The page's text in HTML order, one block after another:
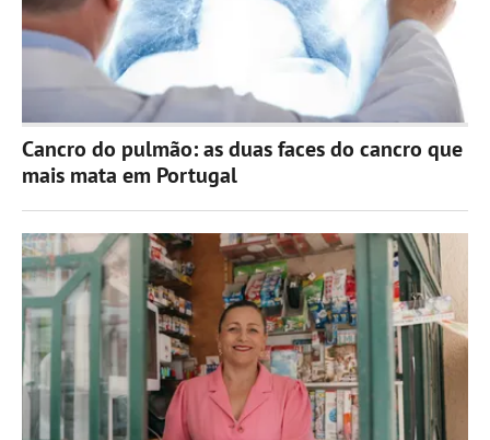
Cancro do pulmão: as duas faces do cancro que
mais mata em Portugal